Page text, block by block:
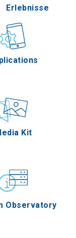
Gastronomie
Ereignisse
Kit
Observatory
Erlebnisse